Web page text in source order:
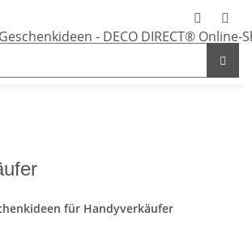
für Handyverkäufer